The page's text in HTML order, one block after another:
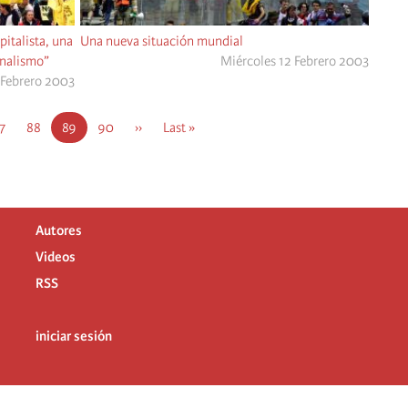
una
2003
Una nueva situación mundial
Miércoles 12 Febrero 2003
Página
88
Current
page
89 Página
90
Next
››
Last
Last »
Autores
Videos
RSS
iniciar sesión